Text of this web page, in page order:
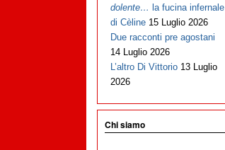
dolente… la fucina infernale
di Cèline 15 Luglio 2026
Due racconti pre agostani
14 Luglio 2026
L’altro Di Vittorio 13 Luglio
2026
Chi siamo